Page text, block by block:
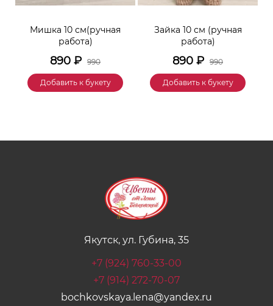
Мишка 10 см(ручная
работа)
890 ₽ 990
Добавить к букету
Зайка 10 см (ручная
работа)
890 ₽ 990
Добавить к букету
Якутск, ул. Губина, 35
+7 (924) 760-33-00
+7 (914) 272-70-07
bochkovskaya.lena@yandex.ru